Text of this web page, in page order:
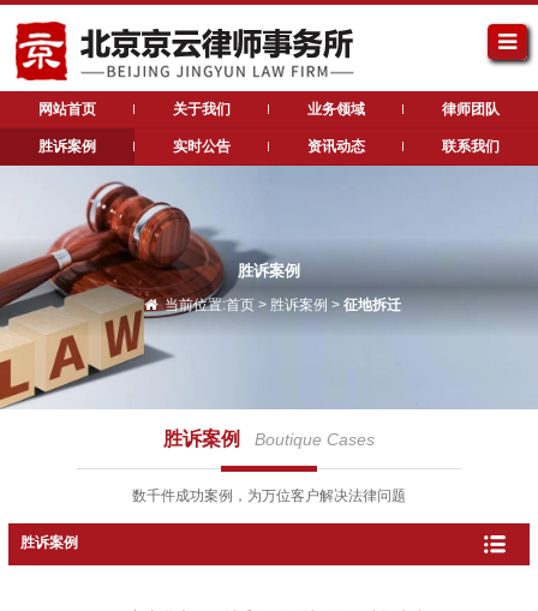
网站首页 关于我们 业务领域 律师团队
胜诉案例 实时公告 资讯动态 联系我们
胜诉案例
当前位置:首页> 胜诉案例 > 征地拆迁
胜诉案例 Boutique Cases
数千件成功案例，为万位客户解决法律问题
胜诉案例